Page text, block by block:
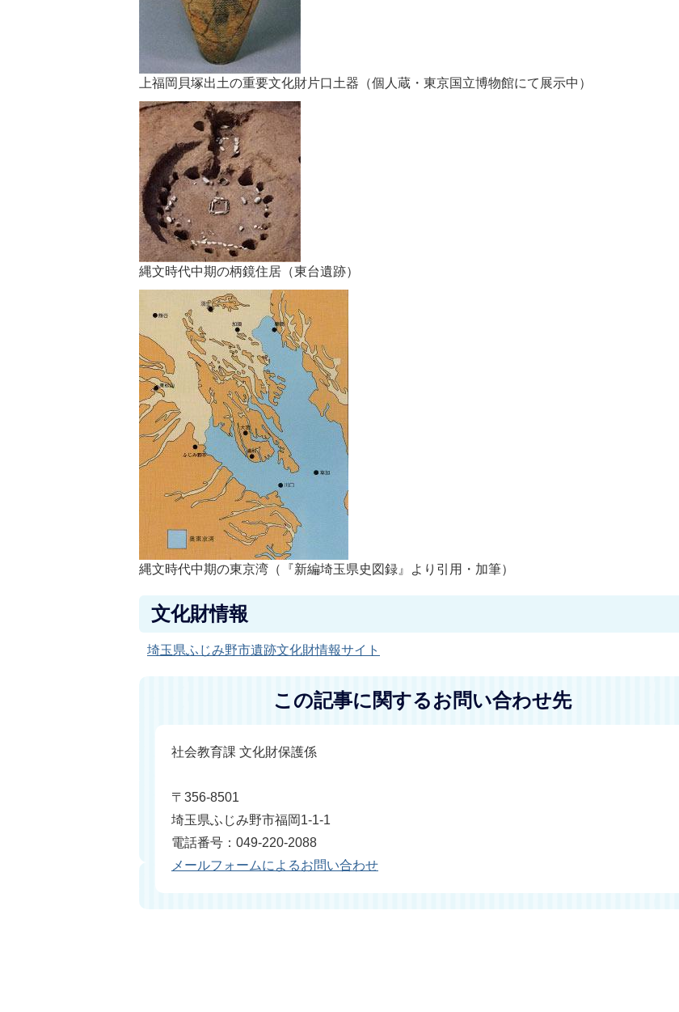
上福岡貝塚出土の重要文化財片口土器（個人蔵・東京国立博物館にて展示中）
縄文時代中期の柄鏡住居（東台遺跡）
縄文時代中期の東京湾（『新編埼玉県史図録』より引用・加筆）
文化財情報
埼玉県ふじみ野市遺跡文化財情報サイト
この記事に関するお問い合わせ先
社会教育課 文化財保護係
〒356-8501
埼玉県ふじみ野市福岡1-1-1
電話番号：049-220-2088
メールフォームによるお問い合わせ